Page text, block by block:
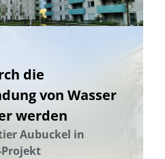
die
von Wasser
werden
Aubuckel in
Projekt